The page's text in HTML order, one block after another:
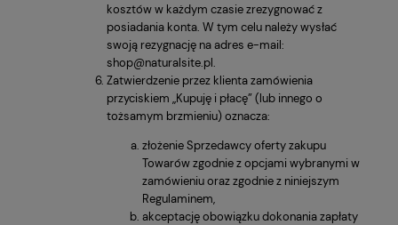
kosztów w każdym czasie zrezygnować z
posiadania konta. W tym celu należy wysłać
swoją rezygnację na adres e-mail:
shop@naturalsite.pl.
Zatwierdzenie przez klienta zamówienia
przyciskiem „Kupuję i płacę” (lub innego o
tożsamym brzmieniu) oznacza:
złożenie Sprzedawcy oferty zakupu
Towarów zgodnie z opcjami wybranymi w
zamówieniu oraz zgodnie z niniejszym
Regulaminem,
akceptację obowiązku dokonania zapłaty